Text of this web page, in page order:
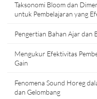
Taksonomi Bloom dan
untuk Pembelajaran yang
Pengertian Bahan Ajar dan
Mengukur Efektivitas
Gain
Fenomena Sound Horeg
dan Gelombang